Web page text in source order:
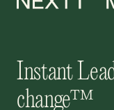
Instant
change™